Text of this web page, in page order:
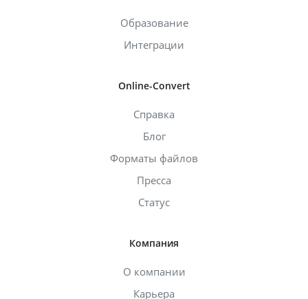
Образование
Интеграции
Online-Convert
Справка
Блог
Форматы файлов
Пресса
Статус
Компания
О компании
Карьера